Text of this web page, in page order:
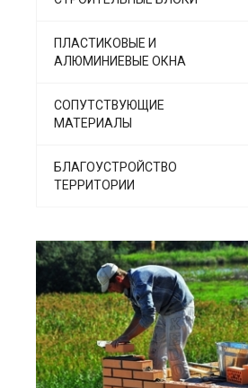
ПЛАСТИКОВЫЕ И
АЛЮМИНИЕВЫЕ ОКНА
СОПУТСТВУЮЩИЕ
МАТЕРИАЛЫ
БЛАГОУСТРОЙСТВО
ТЕРРИТОРИИ